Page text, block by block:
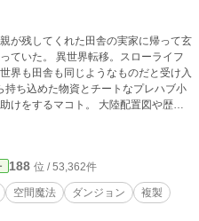
が残してくれた田舎の実家に帰って玄
ていた。 異世界転移。スローライフ
界も田舎も同じようなものだと受け入
ち込めた物資とチートなプレハブ小
けをするマコト。 大陸配置図や歴史
世界。足りない物や食べたい物を探す
188 位 / 53,362件
空間魔法 ダンジョン
複製